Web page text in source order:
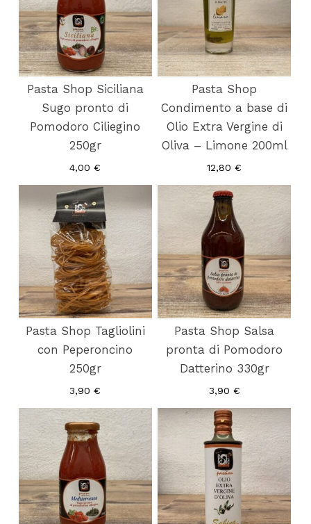
Pasta Shop Siciliana
Sugo pronto di
Pomodoro Ciliegino
250gr
4,00€
Pasta Shop
Condimento a base di
Olio Extra Vergine di
Oliva – Limone 200ml
12,80€
Pasta Shop Tagliolini
con Peperoncino
250gr
3,90€
Pasta Shop Salsa
pronta di Pomodoro
Datterino 330gr
3,90 €